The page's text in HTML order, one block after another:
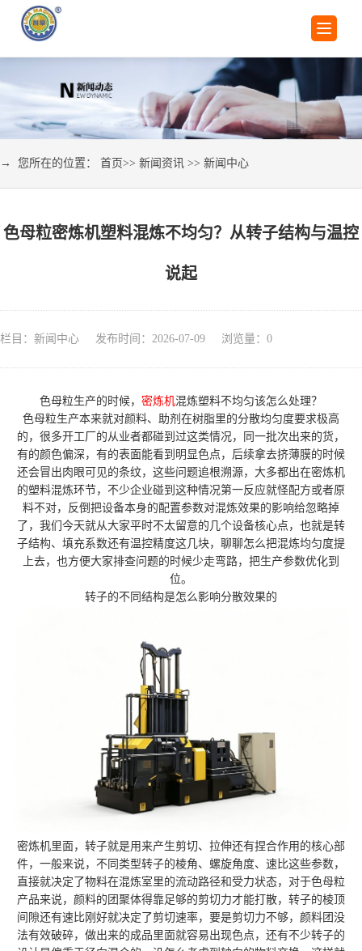
→ 您所在的位置： 首页>> 新闻资讯 >> 新闻中心
色母粒密炼机塑料混炼不均匀？从转子结构与温控
说起
栏目：新闻中心 发布时间：2026-07-09 浏览量： 0
色母粒生产的时候， 密炼机混炼塑料不均匀该怎么处理？
色母粒生产本来就对颜料、助剂在树脂里的分散均匀度要求极高
的，很多开工厂的从业者都碰到过这类情况，同一批次出来的货，
有的颜色偏深，有的表面能看到明显色点，后续拿去挤薄膜的时候
还会冒出肉眼可见的条纹，这些问题追根溯源，大多都出在密炼机
的塑料混炼环节，不少企业碰到这种情况第一反应就怪配方或者原
料不对，反倒把设备本身的配置参数对混炼效果的影响给忽略掉
了，我们今天就从大家平时不太留意的几个设备核心点，也就是转
子结构、填充系数还有温控精度这几块，聊聊怎么把混炼均匀度提
上去，也方便大家排查问题的时候少走弯路，把生产参数优化到
位。
转子的不同结构是怎么影响分散效果的
密炼机里面，转子就是用来产生剪切、拉伸还有捏合作用的核心部
件，一般来说，不同类型转子的棱角、螺旋角度、速比这些参数，
直接就决定了物料在混炼室里的流动路径和受力状态，对于色母粒
产品来说，颜料的团聚体得靠足够的剪切力才能打散，转子的棱顶
间隙还有速比刚好就决定了剪切速率，要是剪切力不够，颜料团没
法有效破碎，做出来的成品里面就容易出现色点，还有不少转子的